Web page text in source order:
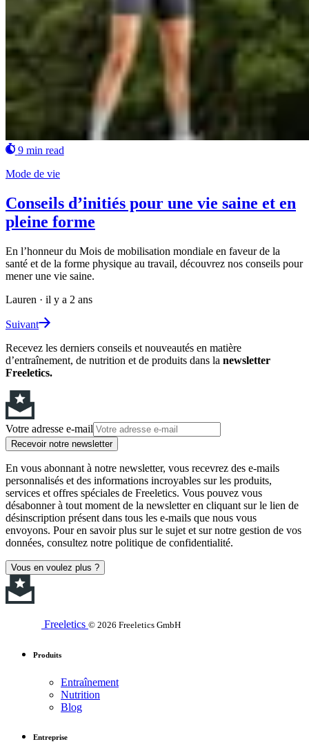
9 min read
Mode de vie
Conseils d’initiés pour une vie saine et en
pleine forme
En l’honneur du Mois de mobilisation mondiale en faveur de la
santé et de la forme physique au travail, découvrez nos conseils pour
mener une vie saine.
Lauren · il y a 2 ans
Suivant
Recevez les derniers conseils et nouveautés en matière
d’entraînement, de nutrition et de produits dans la newsletter
Freeletics.
Votre adresse e-mail
Recevoir notre newsletter
En vous abonnant à notre newsletter, vous recevrez des e-mails
personnalisés et des informations incroyables sur les produits,
services et offres spéciales de Freeletics. Vous pouvez vous
désabonner à tout moment de la newsletter en cliquant sur le lien de
désinscription présent dans tous les e-mails que nous vous
envoyons. Pour en savoir plus sur le sujet et sur notre gestion de vos
données, consultez notre politique de confidentialité.
Vous en voulez plus ?
Freeletics © 2026 Freeletics GmbH
Produits
Entraînement
Nutrition
Blog
Entreprise